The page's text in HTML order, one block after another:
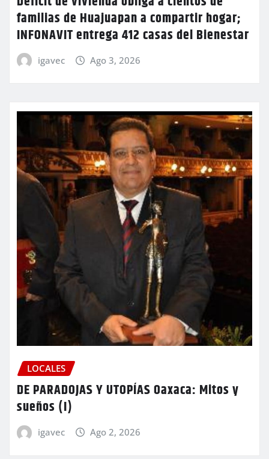
familias de Huajuapan a compartir hogar;
INFONAVIT entrega 412 casas del Bienestar
igavec Ago 3, 2026
LOCALES
DE PARADOJAS Y UTOPÍAS Oaxaca: Mitos y
sueños (I)
igavec Ago 2, 2026